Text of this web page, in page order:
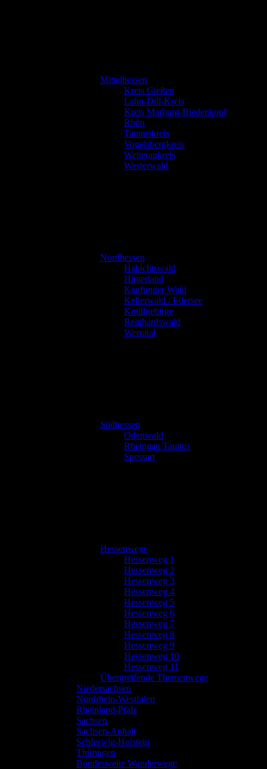
Mittelhessen
Kreis Gießen
Lahn-Dill-Kreis
Kreis Marburg-Biedenkopf
Rhön
Taunuskreis
Vogelsbergkreis
Wetteraukreis
Westerwald
Nordhessen
Habichtswald
Hinterland
Kaufunger Wald
Kellerwald / Edersee
Knüllgebirge
Reinhardswald
Werratal
Südhessen
Odenwald
Rheingau/Taunus
Spessart
Hessenwege
Hessenweg 1
Hessenweg 2
Hessenweg 3
Hessenweg 4
Hessenweg 5
Hessenweg 6
Hessenweg 7
Hessenweg 8
Hessenweg 9
Hessenweg 10
Hessenweg 11
Übergreifende Themenwege
Niedersachsen
Nordrhein-Westfalen
Rheinland-Pfalz
Sachsen
Sachsen-Anhalt
Schleswig-Holstein
Thüringen
Bundesweite Wanderwege